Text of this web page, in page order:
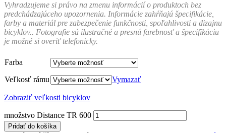
Vyhradzujeme si právo na zmenu informácií o produktoch bez
predchádzajúceho upozornenia. Informácie zahŕňajú špecifikácie,
farby a materiál pre zabezpečenie funkčnosti, spoľahlivosti a dizajnu
bicyklov.. Fotografie sú ilustračné a presnú farebnosť a špecifikáciu
je možné si overiť telefonicky.
Farba
Veľkosť rámu
Vymazať
Zobraziť veľkosti bicyklov
množstvo Distance TR 600
Pridať do košíka